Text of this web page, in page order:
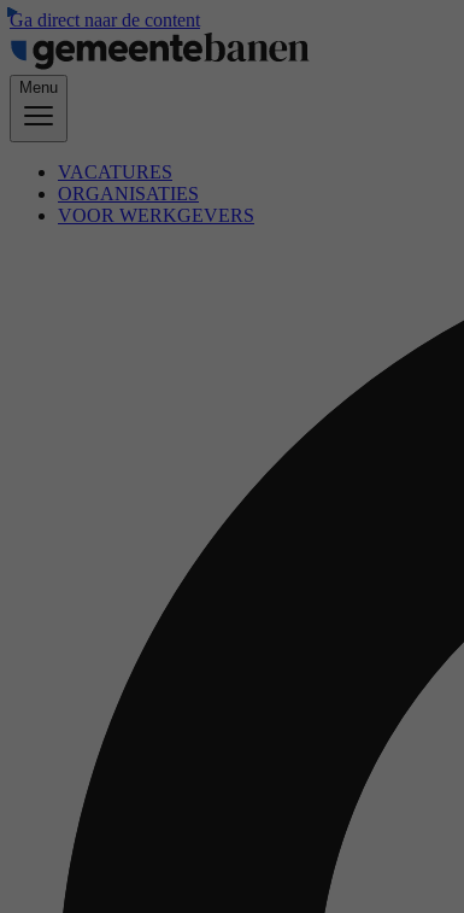
Ga direct naar de content
Menu
VACATURES
ORGANISATIES
VOOR WERKGEVERS